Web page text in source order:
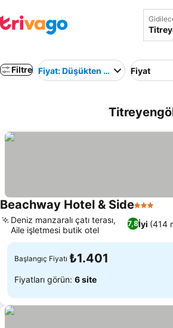
Filtre Fiyat: Düşükten yükseğeFiyat
Beachway Hotel & Side3 Yıldız
7,8İyi (414
Deniz manzaralı çatı terası,
Aile işletmesi butik otel
Başlangıç Fiyatı ₺1.401
Fiyatları görün: 6 site